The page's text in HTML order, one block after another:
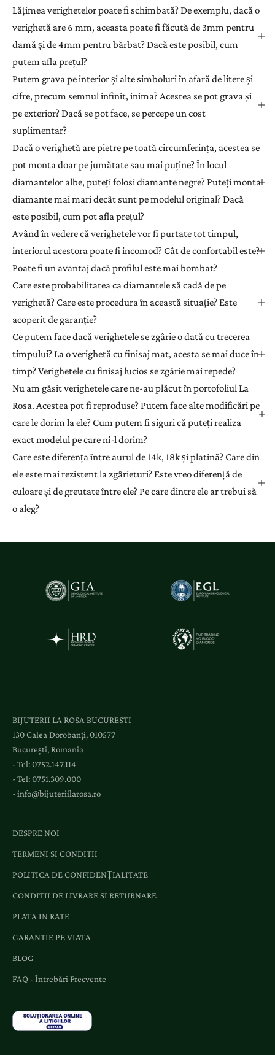
Lățimea verighetelor poate fi schimbată? De exemplu, dacă o
verighetă are 6 mm, aceasta poate fi făcută de 3mm pentru
damă și de 4mm pentru bărbat? Dacă este posibil, cum
putem afla prețul?
Putem grava pe interior și alte simboluri în afară de litere și
cifre, precum semnul infinit, inima? Acestea se pot grava și
pe exterior? Dacă se pot face, se percepe un cost
suplimentar?
Dacă o verighetă are pietre pe toată circumferința, acestea se
pot monta doar pe jumătate sau mai puține? În locul
diamantelor albe, puteți folosi diamante negre? Puteți monta
diamante mai mari decât sunt pe modelul original? Dacă
este posibil, cum pot afla prețul?
Având în vedere că verighetele vor fi purtate tot timpul,
interiorul acestora poate fi incomod? Cât de confortabil este?
Poate fi un avantaj dacă profilul este mai bombat?
Care este probabilitatea ca diamantele să cadă de pe
verighetă? Care este procedura în această situație? Este
acoperit de garanție?
Ce putem face dacă verighetele se zgârie o dată cu trecerea
timpului? La o verighetă cu finisaj mat, acesta se mai duce în
timp? Verighetele cu finisaj lucios se zgârie mai repede?
Nu am găsit verighetele care ne-au plăcut în portofoliul La
Rosa. Acestea pot fi reproduse? Putem face alte modificări pe
care le dorim la ele? Cum putem fi siguri că puteți realiza
exact modelul pe care ni-l dorim?
Care este diferența între aurul de 14k, 18k și platină? Care din
ele este mai rezistent la zgârieturi? Este vreo diferență de
culoare și de greutate între ele? Pe care dintre ele ar trebui să
o aleg?
BIJUTERII LA ROSA BUCURESTI
130 Calea Dorobanți, 010577
București, Romania
- Tel:0752.147.114
- Tel:0751.309.000
-info@bijuteriilarosa.ro
DESPRE NOI
TERMENI SI CONDITII
POLITICA DE CONFIDENȚIALITATE
CONDITII DE LIVRARE SI RETURNARE
PLATA IN RATE
GARANTIE PE VIATA
BLOG
FAQ - Întrebări Frecvente